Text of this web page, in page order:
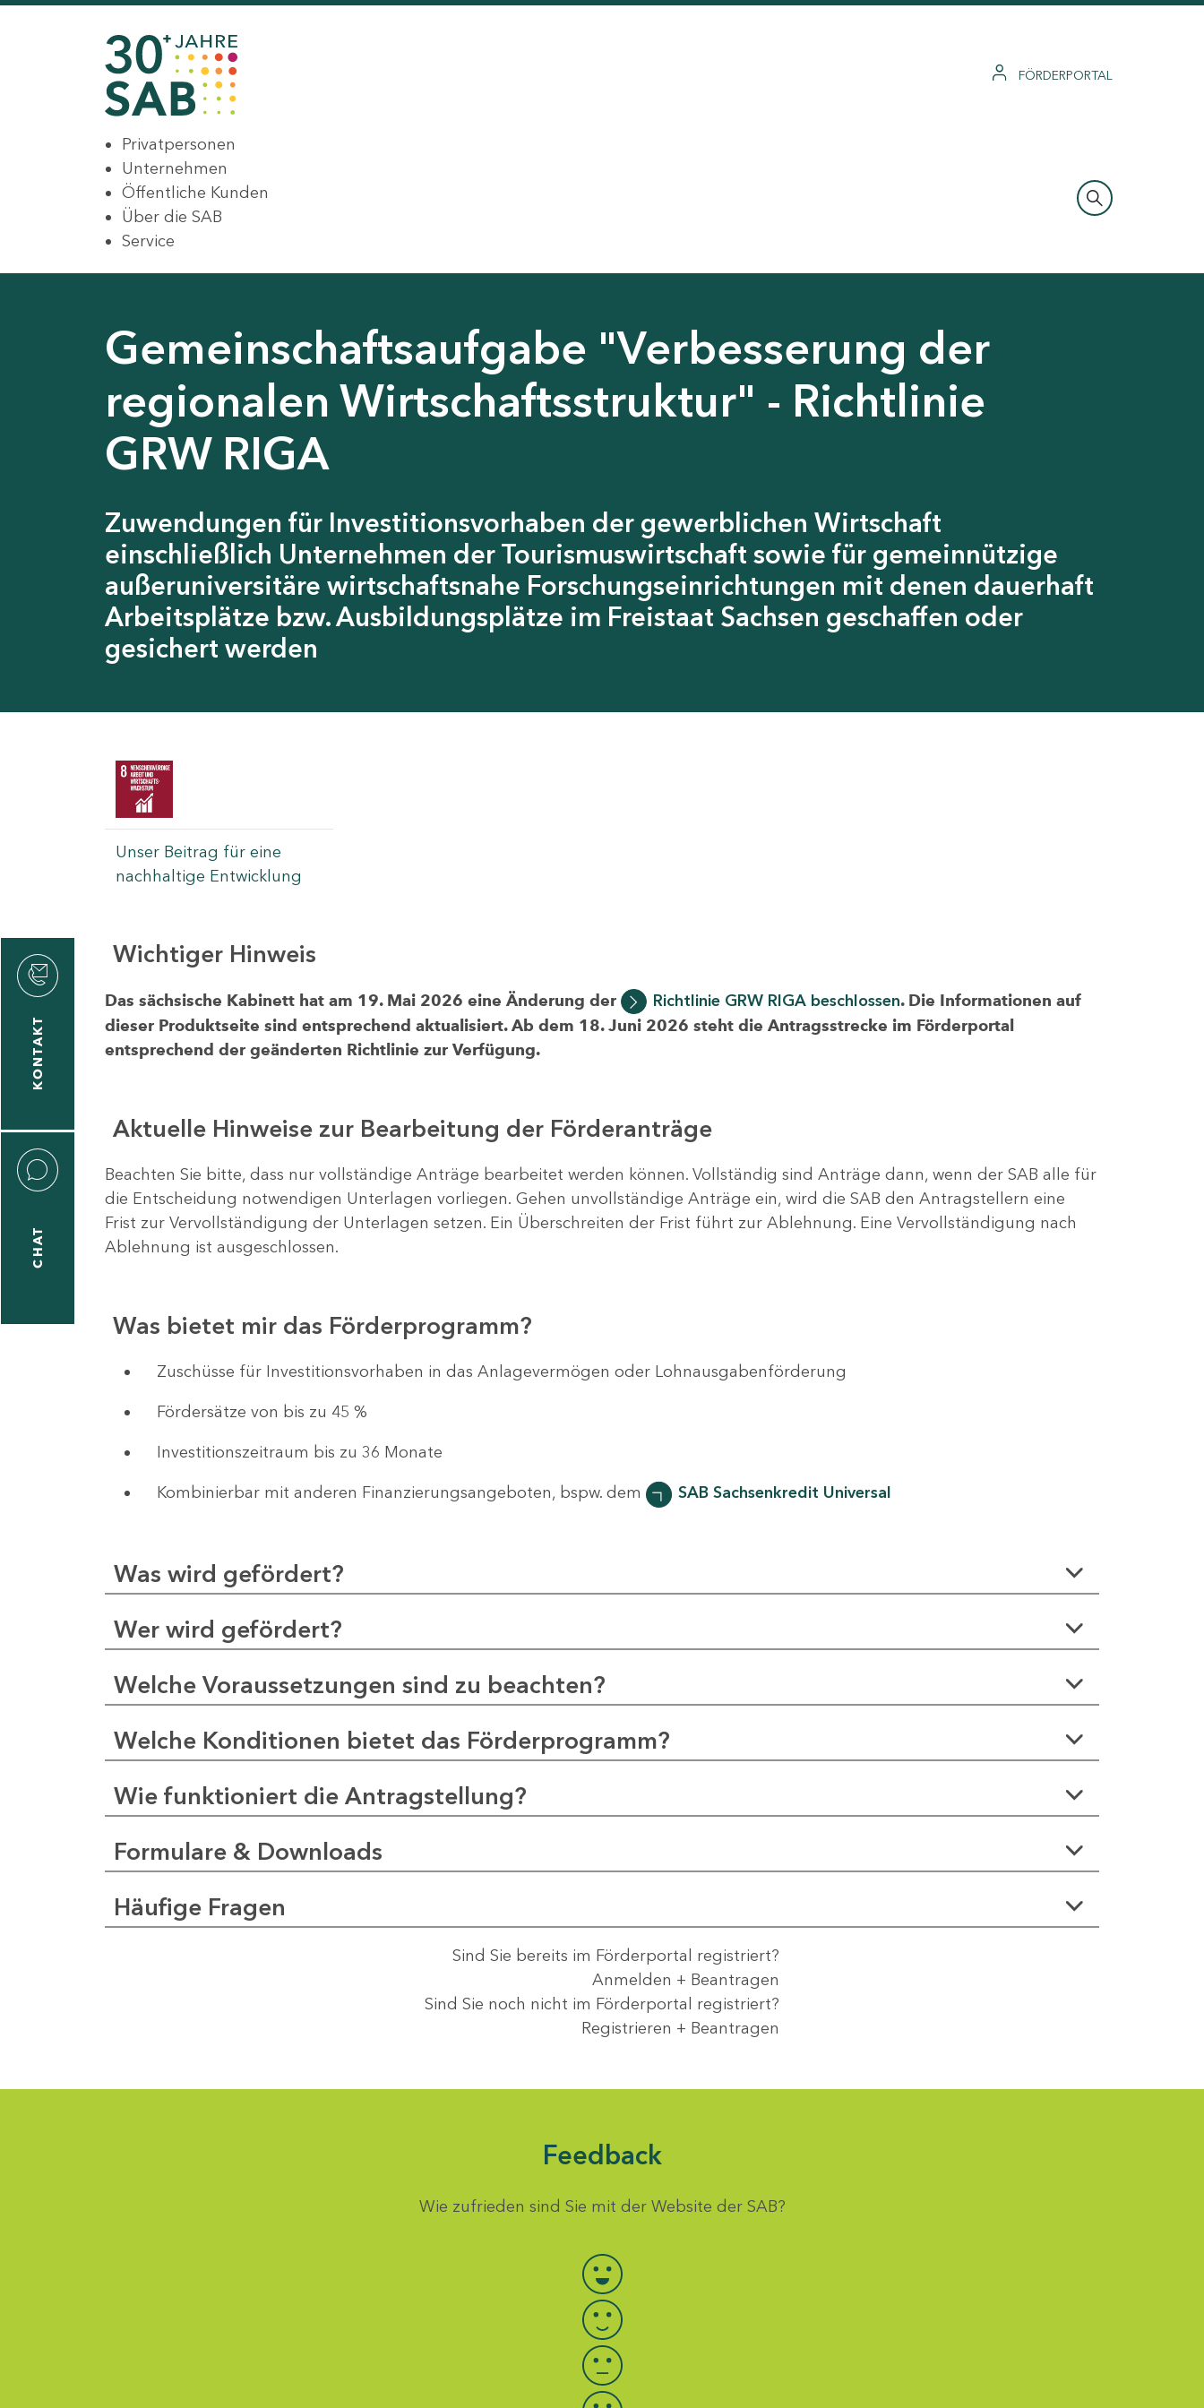
FÖRDERPORTAL
Privatpersonen
Unternehmen
Öffentliche Kunden
Über die SAB
Service
Gemeinschaftsaufgabe "Verbesserung der
regionalen Wirtschaftsstruktur" - Richtlinie
GRW RIGA
Zuwendungen für Investitionsvorhaben der gewerblichen Wirtschaft
einschließlich Unternehmen der Tourismuswirtschaft sowie für gemeinnützige
außeruniversitäre wirtschaftsnahe Forschungseinrichtungen mit denen dauerhaft
Arbeitsplätze bzw. Ausbildungsplätze im Freistaat Sachsen geschaffen oder
gesichert werden
Unser Beitrag für eine
nachhaltige Entwicklung
KONTAKT
CHAT
Wichtiger Hinweis
Das sächsische Kabinett hat am 19. Mai 2026 eine Änderung der Richtlinie GRW RIGA beschlossen. Die Informationen auf
dieser Produktseite sind entsprechend aktualisiert. Ab dem 18. Juni 2026 steht die Antragsstrecke im Förderportal
entsprechend der geänderten Richtlinie zur Verfügung.
Aktuelle Hinweise zur Bearbeitung der Förderanträge
Beachten Sie bitte, dass nur vollständige Anträge bearbeitet werden können. Vollständig sind Anträge dann, wenn der SAB alle für
die Entscheidung notwendigen Unterlagen vorliegen. Gehen unvollständige Anträge ein, wird die SAB den Antragstellern eine
Frist zur Vervollständigung der Unterlagen setzen. Ein Überschreiten der Frist führt zur Ablehnung. Eine Vervollständigung nach
Ablehnung ist ausgeschlossen.
Was bietet mir das Förderprogramm?
​​​​​​Zuschüsse für Investitionsvorhaben in das Anlagevermögen oder Lohnausgabenförderung
Fördersätze von bis zu 45 %
Investitionszeitraum bis zu 36 Monate
Kombinierbar mit anderen Finanzierungsangeboten, bspw. dem SAB Sachsenkredit Universal
Was wird gefördert?
Wer wird gefördert?
Welche Voraussetzungen sind zu beachten?
Welche Konditionen bietet das Förderprogramm?
Wie funktioniert die Antragstellung?
Formulare & Downloads
Häufige Fragen
Sind Sie bereits im Förderportal registriert?
Anmelden + Beantragen
Sind Sie noch nicht im Förderportal registriert?
Registrieren + Beantragen
Feedback
Wie zufrieden sind Sie mit der Website der SAB?
Bewertung auswählen